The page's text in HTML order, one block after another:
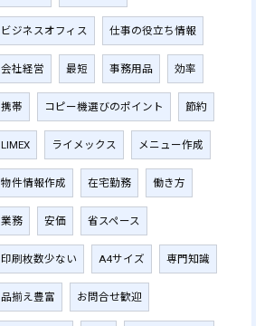
ビジネスオフィス 仕事の役立ち情報
会社経営 最短 事務用品 効率
携帯 コピー機選びのポイント 節約
LIMEX ライメックス メニュー作成
物件情報作成 在宅勤務 働き方
業務 安価 省スペース
印刷枚数少ない A4サイズ 専門知識
品揃え豊富 お問合せ歓迎